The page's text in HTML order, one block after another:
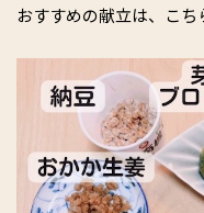
おすすめの献立は、こち